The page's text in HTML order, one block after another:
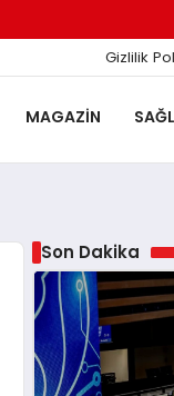
Gizlilik
MAGAZIN
Son Dakika